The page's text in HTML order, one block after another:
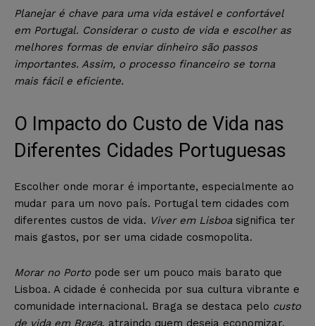
Planejar é chave para uma vida estável e confortável
em Portugal. Considerar o custo de vida e escolher as
melhores formas de enviar dinheiro são passos
importantes. Assim, o processo financeiro se torna
mais fácil e eficiente.
O Impacto do Custo de Vida nas
Diferentes Cidades Portuguesas
Escolher onde morar é importante, especialmente ao
mudar para um novo país. Portugal tem cidades com
diferentes custos de vida. Viver em Lisboasignifica ter
mais gastos, por ser uma cidade cosmopolita.
Morar no Porto pode ser um pouco mais barato que
Lisboa. A cidade é conhecida por sua cultura vibrante e
comunidade internacional. Braga se destaca pelo custo
de vida em Braga, atraindo quem deseja economizar.